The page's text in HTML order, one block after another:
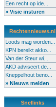
Een recht op ide...
» Visie insturen
Rechtennieuws.nl
Loods mag worden...
KPN bereikt akko...
Van der Steur wi...
AKD adviseert de...
Kneppelhout beno...
» Nieuws melden
Snellinks